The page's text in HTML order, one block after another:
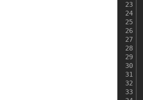
23
24
25
26
27
28
29
30
31
32
33